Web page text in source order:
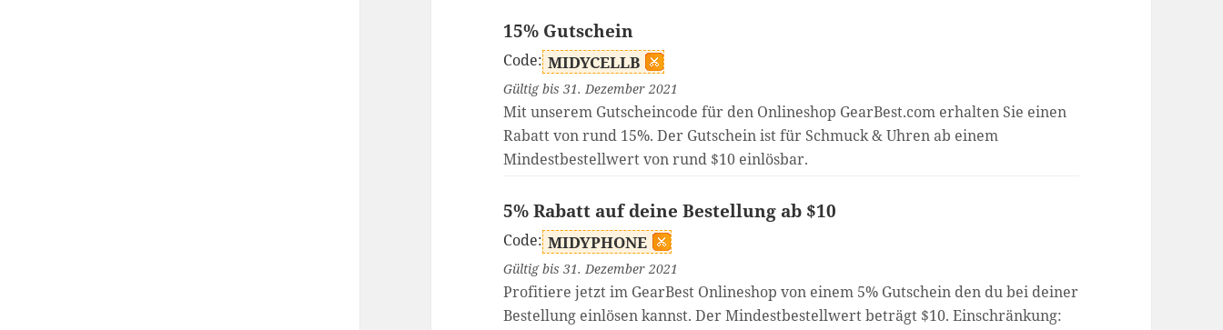
15% Gutschein
Code: MIDYCELLB
Gültig bis 31. Dezember 2021
Mit unserem Gutscheincode für den Onlineshop GearBest.com erhalten Sie einen
Rabatt von rund 15%. Der Gutschein ist für Schmuck & Uhren ab einem
Mindestbestellwert von rund $10 einlösbar.
5% Rabatt auf deine Bestellung ab $10
Code: MIDYPHONE
Gültig bis 31. Dezember 2021
Profitiere jetzt im GearBest Onlineshop von einem 5% Gutschein den du bei deiner
Bestellung einlösen kannst. Der Mindestbestellwert beträgt $10. Einschränkung: